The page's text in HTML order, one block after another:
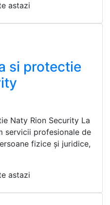
astazi
si protectie
Naty Rion Security La
servicii profesionale de
fizice și juridice,
astazi